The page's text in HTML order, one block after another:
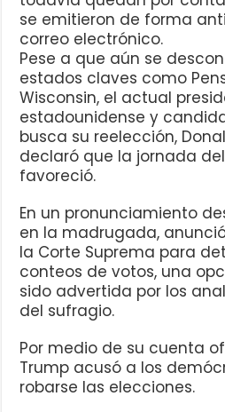
se emitieron de forma
correo electrónico.
Pese a que aún se
estados claves como
Wisconsin, el actual
estadounidense y
busca su reelección,
declaró que la jornada
favoreció.
En un pronunciamiento
en la madrugada,
la Corte Suprema para
conteos de votos, una
sido advertida por los
del sufragio.
Por medio de su cuenta
Trump acusó a los
robarse las elecciones.